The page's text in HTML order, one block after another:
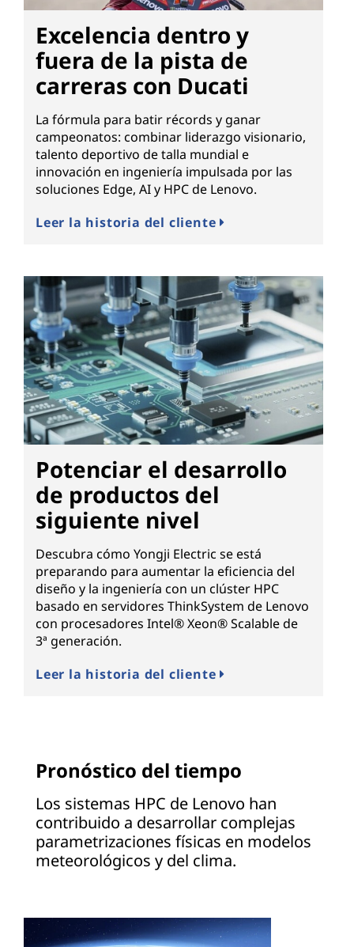
Excelencia dentro y
fuera de la pista de
carreras con Ducati
La fórmula para batir récords y ganar
campeonatos: combinar liderazgo visionario,
talento deportivo de talla mundial e
innovación en ingeniería impulsada por las
soluciones Edge, AI y HPC de Lenovo.
Leer la historia del cliente
Potenciar el desarrollo
de productos del
siguiente nivel
Descubra cómo Yongji Electric se está
preparando para aumentar la eficiencia del
diseño y la ingeniería con un clúster HPC
basado en servidores ThinkSystem de Lenovo
con procesadores Intel® Xeon® Scalable de
3ª generación.
Leer la historia del cliente
Pronóstico del tiempo
Los sistemas HPC de Lenovo han
contribuido a desarrollar complejas
parametrizaciones físicas en modelos
meteorológicos y del clima.